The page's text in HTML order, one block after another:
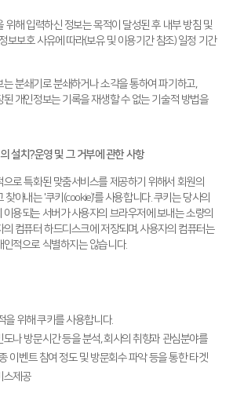
위해 입력하신 정보는 목적이 달성된 후 내부 방침 및
보보호 사유에 따라(보유 및 이용기간 참조) 일정 기간
분쇄기로 분쇄하거나 소각을 통하여 파기하고,
개인정보는 기록을 재생할 수 없는 기술적 방법을
설치?운영 및 그 거부에 관한 사항
로 특화된 맞춤서비스를 제공하기 위해서 회원의
찾아내는 '쿠키(cookie)'를 사용합니다. 쿠키는 당사의
용되는 서버가 사용자의 브라우저에 보내는 소량의
컴퓨터 하드디스크에 저장되며, 사용자의 컴퓨터는
적으로 식별하지는 않습니다.
을 위해 쿠키를 사용합니다.
나 방문시간 등을 분석, 회사의 취향과 관심분야를
이벤트 참여 정도 및 방문회수 파악 등을 통한 타겟
스제공